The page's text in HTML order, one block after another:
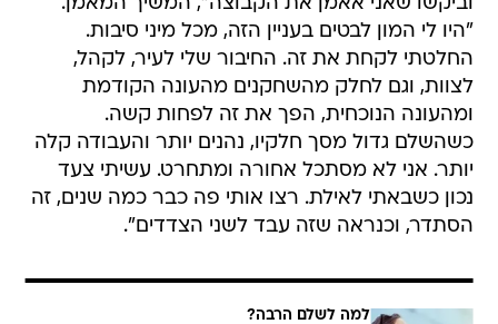
וביקשו שאני אאמן את הקבוצה", המשיך המאמן.
"היו לי המון לבטים בעניין הזה, מכל מיני סיבות.
החלטתי לקחת את זה. החיבור שלי לעיר, לקהל,
לצוות, וגם לחלק מהשחקנים מהעונה הקודמת
ומהעונה הנוכחית, הפך את זה לפחות קשה.
כשהשלם גדול מסך חלקיו, נהנים יותר והעבודה קלה
יותר. אני לא מסתכל אחורה ומתחרט. עשיתי צעד
נכון כשבאתי לאילת. רצו אותי פה כבר כמה שנים, זה
הסתדר, וכנראה שזה עבד לשני הצדדים".
למה לשלם הרבה?